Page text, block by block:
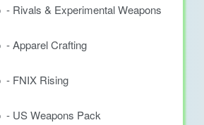
- Rivals & Experimental Weapons
- Apparel Crafting
- FNIX Rising
- US Weapons Pack